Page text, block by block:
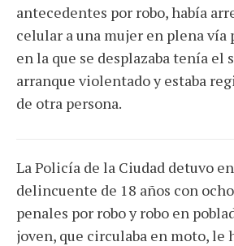
antecedentes por robo, había
celular a una mujer en plena vía
en la que se desplazaba tenía el
arranque violentado y estaba
de otra persona.
La Policía de la Ciudad detuvo
delincuente de 18 años con
penales por robo y robo en
joven, que circulaba en moto, le